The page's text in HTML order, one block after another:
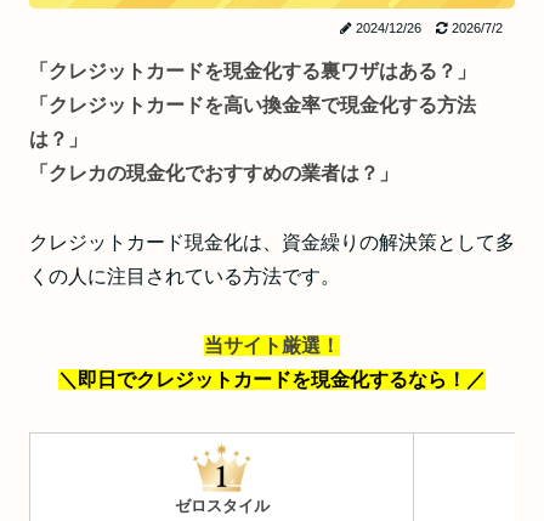
2024/12/26 2026/7/2
「クレジットカードを現金化する裏ワザはある？」
「クレジットカードを高い換金率で現金化する方法
は？」
「クレカの現金化でおすすめの業者は？」
クレジットカード現金化は、資金繰りの解決策として多
くの人に注目されている方法です。
当サイト厳選！
＼即日でクレジットカードを現金化するなら！ ／
ゼロスタイル